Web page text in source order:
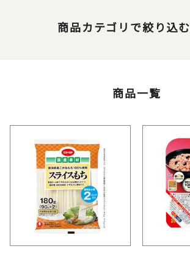
商品カテゴリで絞り込む
商品一覧